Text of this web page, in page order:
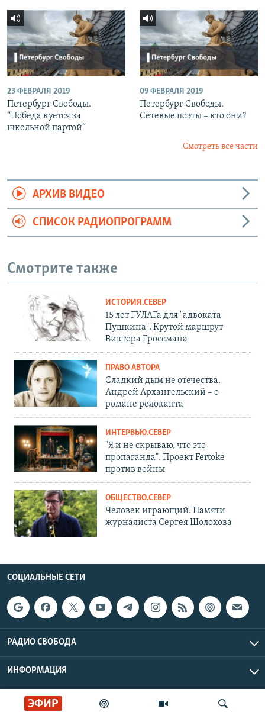
ЭФИР
23 ФЕВРАЛЯ 2019
Петербург Свободы.
“Победа куется за
школьной партой“
09 ФЕВРАЛЯ 2019
Петербург Свободы.
Сетевые поэты – кто они?
Смотреть все части
АРХИВ ВИДЕО
СПИСОК РАДИОПРОГРАММ
Смотрите также
ИСТОРИЯ.СЕВЕР
15 лет ГУЛАГа для "адвоката
Пушкина". Крутой маршрут
Виктора Гроссмана
ПРАВО АВТОРА
Сладкий дым не отечества.
Андрей Архангельский – о
романе релоканта
ИНТЕРВЬЮ.СЕВЕР
"Я и не скрываю, что это
пропаганда". Проект Fertoke
против войны
ОБЩЕСТВО.СЕВЕР
Человек играющий. Памяти
журналиста Сергея Шолохова
СОЦИАЛЬНЫЕ СЕТИ
РАДИО СВОБОДА
ИНФОРМАЦИЯ
Радио Свобода © 2026 RFE/RL, Inc. | Все права защищены.